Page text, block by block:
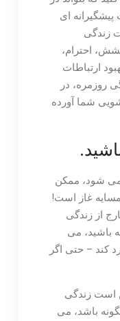
ای
زندگی
احترام،
ارتباطات
روزمره، در
شما آورده
شود، ممکن
غاز است!
از زندگی
باشید، می
کند – حتی اگر
است زندگی
باشد، می